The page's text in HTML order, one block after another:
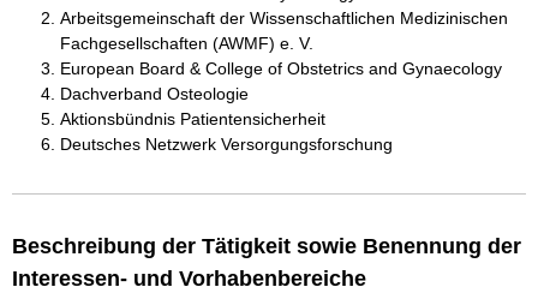
Arbeitsgemeinschaft der Wissenschaftlichen Medizinischen
Fachgesellschaften (AWMF) e. V.
European Board & College of Obstetrics and Gynaecology
Dachverband Osteologie
Aktionsbündnis Patientensicherheit
Deutsches Netzwerk Versorgungsforschung
Beschreibung der Tätigkeit sowie Benennung der
Interessen- und Vorhabenbereiche